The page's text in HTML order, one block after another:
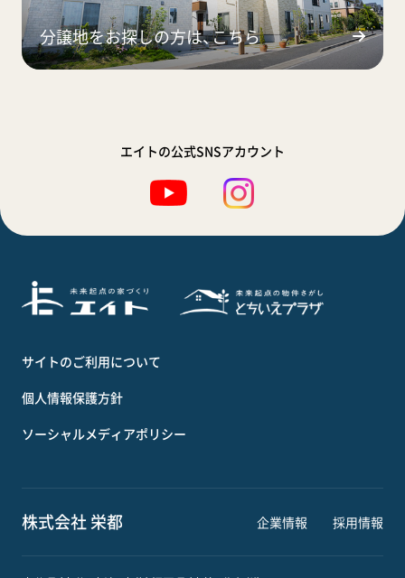
分譲地をお探しの方は、こちら
エイトの公式SNSアカウント
サイトのご利用について
個人情報保護方針
ソーシャルメディアポリシー
株式会社 栄都 企業情報 採用情報